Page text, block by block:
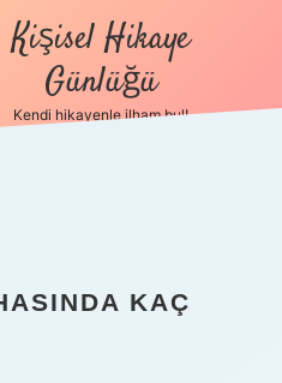
Kişisel Hikaye
Günlüğü
Kendi hikayenle ilham bul!
KAÇ